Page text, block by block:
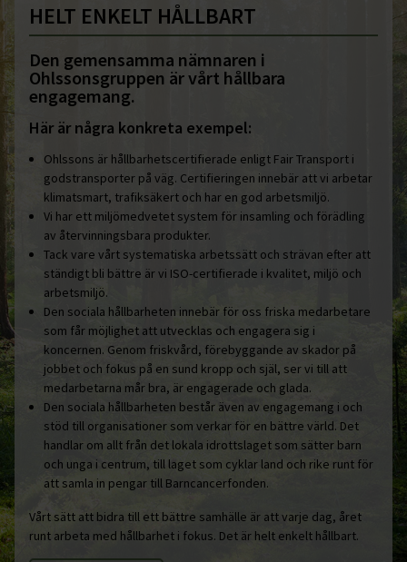
HELT ENKELT HÅLLBART
Den gemensamma nämnaren i
Ohlssonsgruppen är vårt hållbara
engagemang.
Här är några konkreta exempel:
Ohlssons är hållbarhetscertifierade enligt Fair Transport i
godstransporter på väg. Certifieringen innebär att vi arbetar
klimatsmart, trafiksäkert och har en god arbetsmiljö.
Vi har ett miljömedvetet system för insamling och förädling
av återvinningsbara produkter.
Tack vare vårt systematiska arbetssätt och strävan efter att
ständigt bli bättre är vi ISO-certifierade i kvalitet, miljö och
arbetsmiljö.
Den sociala hållbarheten innebär för oss friska medarbetare
som får möjlighet att utvecklas och engagera sig i
koncernen. Genom friskvård, förebyggande av skador på
jobbet och fokus på en sund kropp och själ, ser vi till att
medarbetarna mår bra, är engagerade och glada.
Den sociala hållbarheten består även av engagemang i och
stöd till organisationer som verkar för en bättre värld. Det
handlar om allt från det lokala idrottslaget som sätter barn
och unga i centrum, till laget som cyklar land och rike runt för
att samla in pengar till Barncancerfonden.
Vårt sätt att bidra till ett bättre samhälle är att varje dag, året
runt arbeta med hållbarhet i fokus. Det är helt enkelt hållbart.